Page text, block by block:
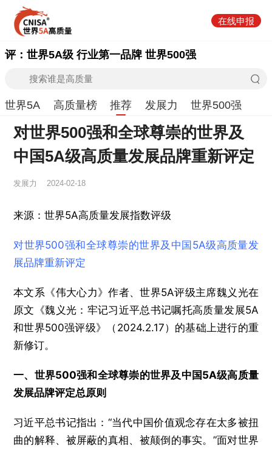
在线申报
评：世界5A级 行业第一品牌 世界500强
世界5A 高质量榜 推荐 发展力 世界500强
对世界500强和全球尊崇的世界及
中国5A级高质量发展品牌重新评定
发展力 2024-02-18
来源：世界5A高质量发展指数评级
对世界500强和全球尊崇的世界及中国5A级高质量发
展品牌重新评定
本文系《伟大心力》作者、世界5A评级主席魏义光在
原文《魏义光：牢记习近平总书记嘱托高质量发展5A
和世界500强评级》（2024.2.17）的基础上进行的重
新修订。
一、世界500强和全球尊崇的世界及中国5A级高质量
发展品牌评定总原则
习近平总书记指出：“当代中国价值观念存在太多被扭
曲的解释、被屏蔽的真相、被颠倒的事实。”面对世界